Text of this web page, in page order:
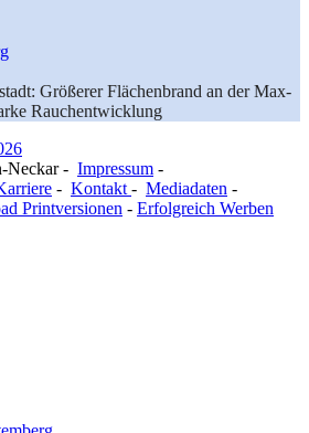
Größerer Flächenbrand an der Max-
Rauchentwicklung
Neckar - Impressum -
- Kontakt - Mediadaten -
Printversionen - Erfolgreich Werben